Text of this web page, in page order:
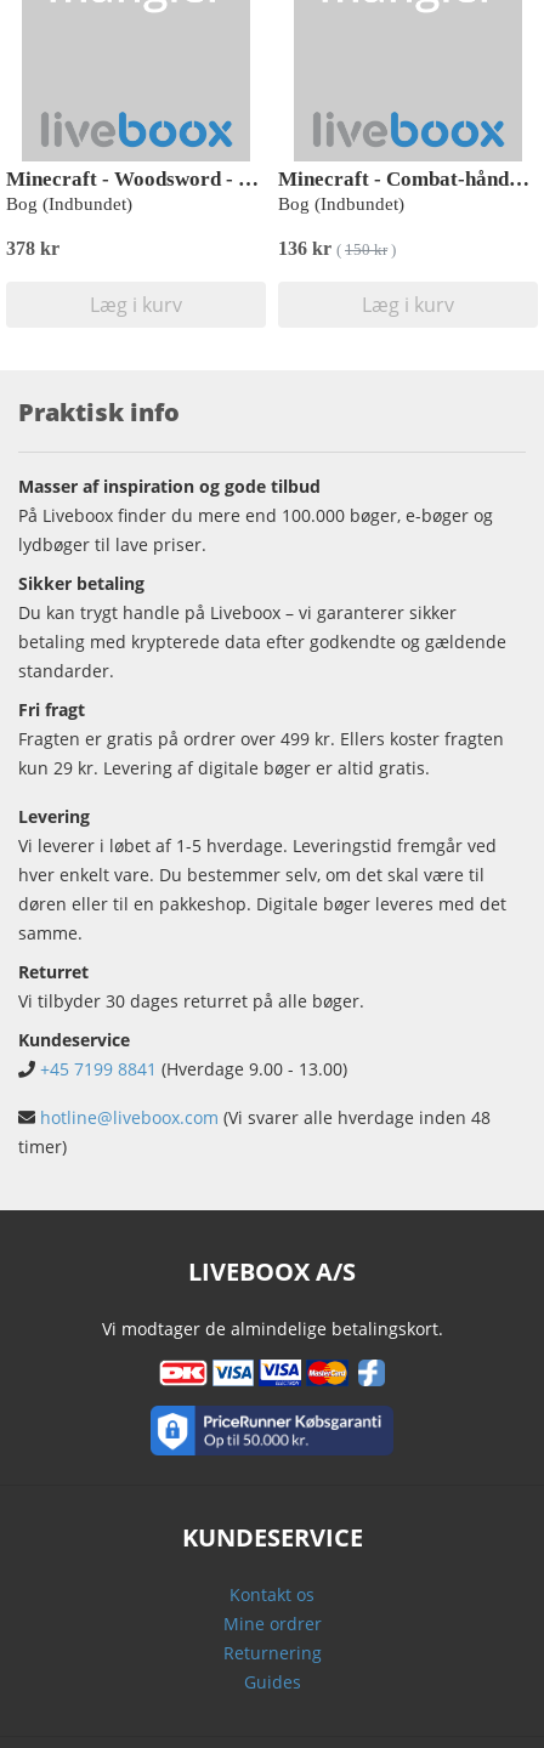
Minecraft - Woodsword - På eventyr i spillet 1: En ny verden
Bog (Indbundet)
378 kr
Læg i kurv
Minecraft - Combat-håndbog
Bog (Indbundet)
136 kr ( 150 kr)
Læg i kurv
Praktisk info
Masser af inspiration og gode tilbud
På Liveboox finder du mere end 100.000 bøger, e-bøger og
lydbøger til lave priser.
Sikker betaling
Du kan trygt handle på Liveboox – vi garanterer sikker
betaling med krypterede data efter godkendte og gældende
standarder.
Fri fragt
Fragten er gratis på ordrer over 499 kr. Ellers koster fragten
kun 29 kr. Levering af digitale bøger er altid gratis.
Levering
Vi leverer i løbet af 1-5 hverdage. Leveringstid fremgår ved
hver enkelt vare. Du bestemmer selv, om det skal være til
døren eller til en pakkeshop. Digitale bøger leveres med det
samme.
Returret
Vi tilbyder 30 dages returret på alle bøger.
Kundeservice
+45 7199 8841 (Hverdage 9.00 - 13.00)
hotline@liveboox.com (Vi svarer alle hverdage inden 48
timer)
LIVEBOOX A/S
Vi modtager de almindelige betalingskort.
KUNDESERVICE
Kontakt os
Mine ordrer
Returnering
Guides